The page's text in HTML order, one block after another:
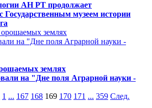
АН РТ продолжает
Государственным музеем истории
землях
на "Дне поля Аграрной науки -
1 ... 167 168 169 170 171 ... 359 След.